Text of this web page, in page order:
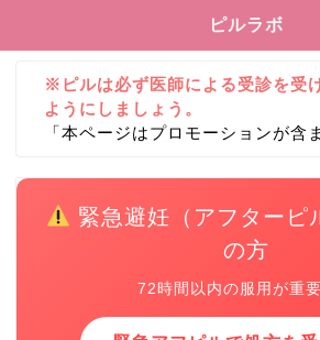
ピルラボ
※ピルは必ず医師による受診を受
ようにしましょう。
「本ページはプロモーションが含
緊急避妊（アフターピ
の方
72時間以内の服用が重